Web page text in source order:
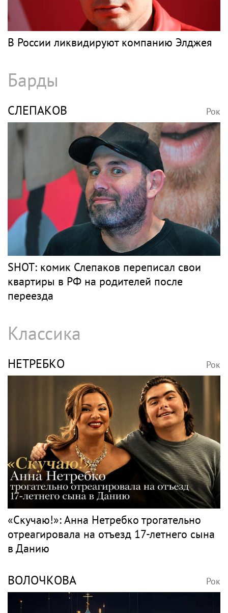
В России ликвидируют компанию Элджея
Барды
СЛЕПАКОВ Рок
SHOT: комик Слепаков переписал свои
квартиры в РФ на родителей после
переезда
Классика
НЕТРЕБКО Рок
«Скучаю!»: Анна Нетребко трогательно
отреагировала на отъезд 17-летнего сына
в Данию
ВОЛОЧКОВА Рок